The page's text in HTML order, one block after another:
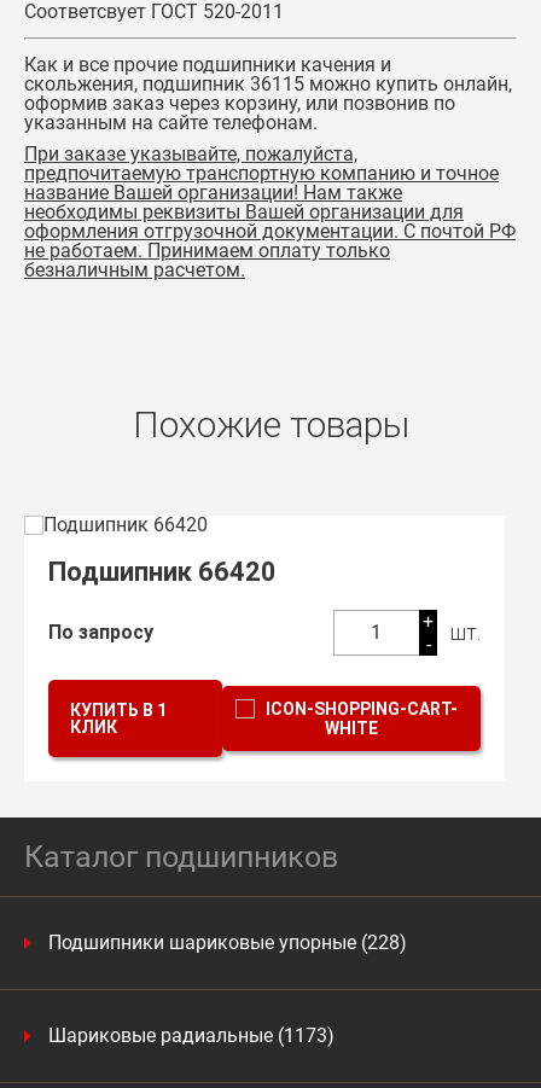
Каталог подшипников
Подшипники шариковые упорные (228)
Шариковые радиальные (1173)
Соответсвует ГОСТ 520-2011
Как и все прочие подшипники качения и
скольжения, подшипник 36115 можно купить онлайн,
оформив заказ через корзину, или позвонив по
указанным на сайте телефонам.
При заказе указывайте, пожалуйста,
предпочитаемую транспортную компанию и точное
название Вашей организации! Нам также
необходимы реквизиты Вашей организации для
оформления отгрузочной документации. С почтой РФ
не работаем. Принимаем оплату только
безналичным расчетом.
Похожие товары
Подшипник 66420
По запросу 1
+
-
шт.
КУПИТЬ В 1
КЛИК